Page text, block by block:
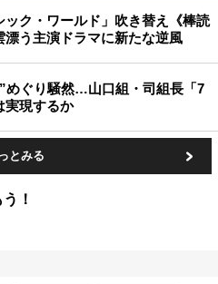
ック・ワールド」吹き替え《棒読
う主演ドラマに新たな逆風
めぐり騒然…山口組・司組長「7
実現するか
とみる
！